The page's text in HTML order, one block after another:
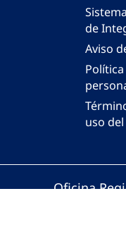
de
Aviso
uso
Oficina